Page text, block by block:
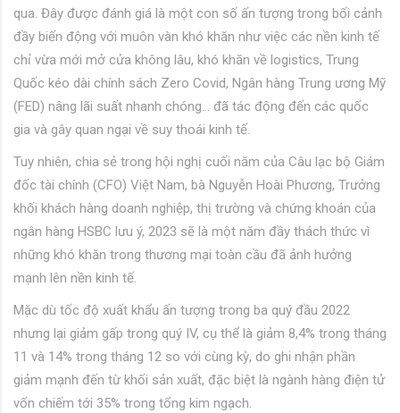
qua. Đây được đánh giá là một con số ấn tượng trong bối cảnh
đầy biến động với muôn vàn khó khăn như việc các nền kinh tế
chỉ vừa mới mở cửa không lâu, khó khăn về logistics, Trung
Quốc kéo dài chính sách Zero Covid, Ngân hàng Trung ương Mỹ
(FED) nâng lãi suất nhanh chóng… đã tác động đến các quốc
gia và gây quan ngại về suy thoái kinh tế.
Tuy nhiên, chia sẻ trong hội nghị cuối năm của Câu lạc bộ Giám
đốc tài chính (CFO) Việt Nam, bà Nguyễn Hoài Phương, Trưởng
khối khách hàng doanh nghiệp, thị trường và chứng khoán của
ngân hàng HSBC lưu ý, 2023 sẽ là một năm đầy thách thức vì
những khó khăn trong thương mại toàn cầu đã ảnh hưởng
mạnh lên nền kinh tế.
Mặc dù tốc độ xuất khẩu ấn tượng trong ba quý đầu 2022
nhưng lại giảm gấp trong quý IV, cụ thể là giảm 8,4% trong tháng
11 và 14% trong tháng 12 so với cùng kỳ, do ghi nhận phần
giảm mạnh đến từ khối sản xuất, đặc biệt là ngành hàng điện tử
vốn chiếm tới 35% trong tổng kim ngạch.